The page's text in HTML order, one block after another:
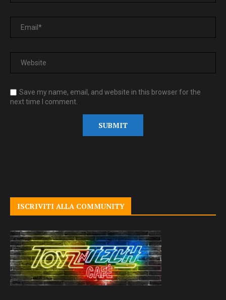
Save my name, email, and website in this browser for the
next time I comment.
ISCRIVITI ALLA COMMUNITY